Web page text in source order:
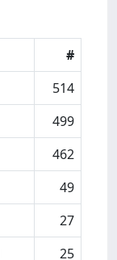
#
514
499
462
49
27
25